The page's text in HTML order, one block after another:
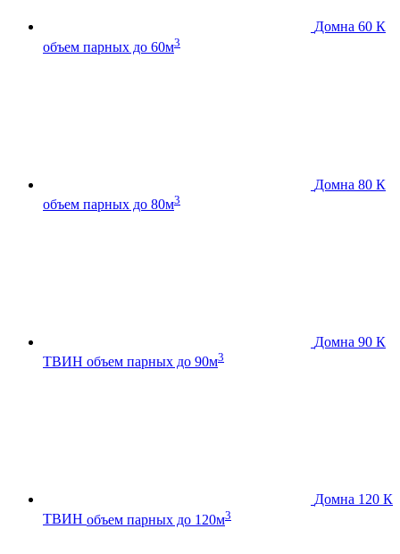
Домна 60 К
объем парных до 60м3
Домна 80 К
объем парных до 80м3
Домна 90 К
ТВИН объем парных до 90м3
Домна 120 К
ТВИН объем парных до 120м3